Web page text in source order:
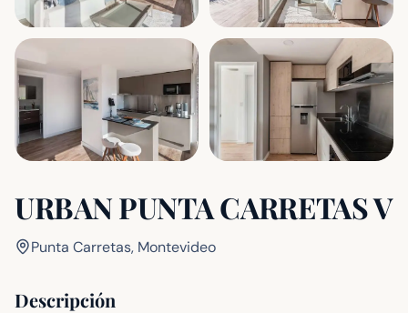
URBAN PUNTA CARRETAS V
Punta Carretas, Montevideo
Descripción